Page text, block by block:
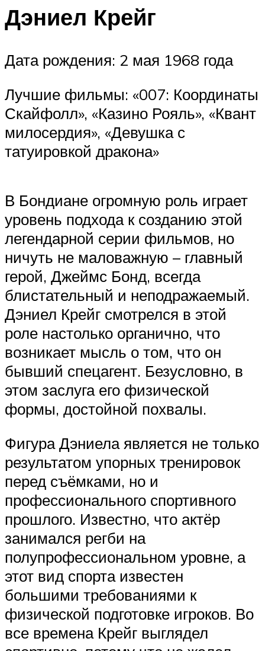
Дэниел Крейг
Дата рождения: 2 мая 1968 года
Лучшие фильмы: «007: Координаты
Скайфолл», «Казино Рояль», «Квант
милосердия», «Девушка с
татуировкой дракона»
В Бондиане огромную роль играет
уровень подхода к созданию этой
легендарной серии фильмов, но
ничуть не маловажную – главный
герой, Джеймс Бонд, всегда
блистательный и неподражаемый.
Дэниел Крейг смотрелся в этой
роле настолько органично, что
возникает мысль о том, что он
бывший спецагент. Безусловно, в
этом заслуга его физической
формы, достойной похвалы.
Фигура Дэниела является не только
результатом упорных тренировок
перед съёмками, но и
профессионального спортивного
прошлого. Известно, что актёр
занимался регби на
полупрофессиональном уровне, а
этот вид спорта известен
большими требованиями к
физической подготовке игроков. Во
все времена Крейг выглядел